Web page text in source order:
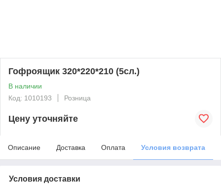
Гофроящик 320*220*210 (5сл.)
В наличии
Код: 1010193
Розница
Цену уточняйте
Описание Доставка Оплата Условия возврата
Условия доставки